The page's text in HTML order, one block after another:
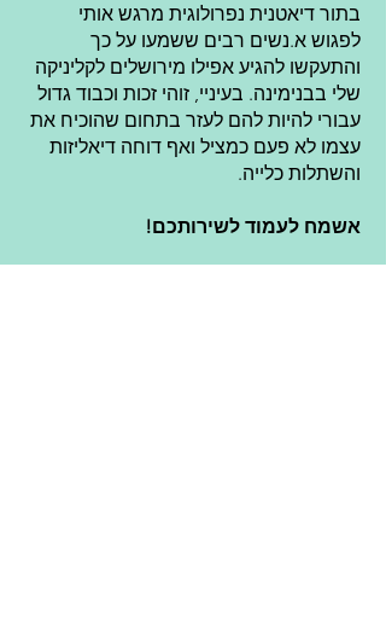
בתור דיאטנית נפרולוגית מרגש אותי
לפגוש א.נשים רבים ששמעו על כך
והתעקשו להגיע אפילו מירושלים לקליניקה
שלי בבנימינה. בעיניי, זוהי זכות וכבוד גדול
עבורי להיות להם לעזר בתחום שהוכיח את
עצמו לא פעם כמציל ואף דוחה דיאליזות
והשתלות כלייה.
אשמח לעמוד לשירותכם!